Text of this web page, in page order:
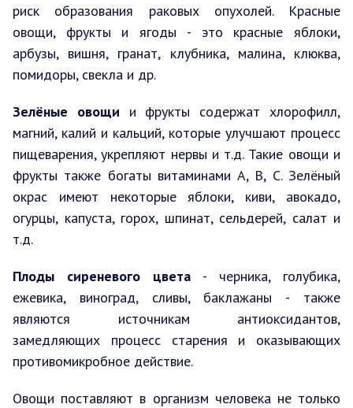
риск образования раковых опухолей. Красные
овощи, фрукты и ягоды - это красные яблоки,
арбузы, вишня, гранат, клубника, малина, клюква,
помидоры, свекла и др.
Зелёные овощи и фрукты содержат хлорофилл,
магний, калий и кальций, которые улучшают процесс
пищеварения, укрепляют нервы и т.д. Такие овощи и
фрукты также богаты витаминами А, В, С. Зелёный
окрас имеют некоторые яблоки, киви, авокадо,
огурцы, капуста, горох, шпинат, сельдерей, салат и
т.д.
Плоды сиреневого цвета - черника, голубика,
ежевика, виноград, сливы, баклажаны - также
являются источникам антиоксидантов,
замедляющих процесс старения и оказывающих
противомикробное действие.
Овощи поставляют в организм человека не только